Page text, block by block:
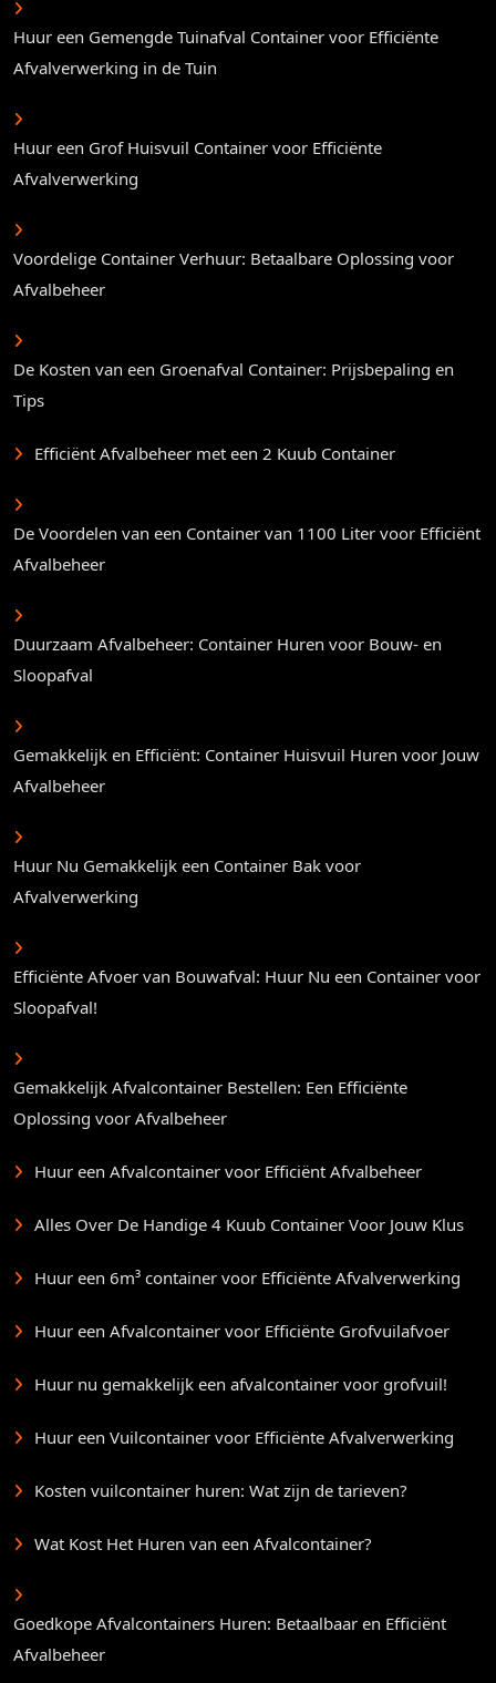
Huur een Gemengde Tuinafval Container voor Efficiënte
Afvalverwerking in de Tuin
Huur een Grof Huisvuil Container voor Efficiënte
Afvalverwerking
Voordelige Container Verhuur: Betaalbare Oplossing voor
Afvalbeheer
De Kosten van een Groenafval Container: Prijsbepaling en
Tips
Efficiënt Afvalbeheer met een 2 Kuub Container
De Voordelen van een Container van 1100 Liter voor Efficiënt
Afvalbeheer
Duurzaam Afvalbeheer: Container Huren voor Bouw- en
Sloopafval
Gemakkelijk en Efficiënt: Container Huisvuil Huren voor Jouw
Afvalbeheer
Huur Nu Gemakkelijk een Container Bak voor
Afvalverwerking
Efficiënte Afvoer van Bouwafval: Huur Nu een Container voor
Sloopafval!
Gemakkelijk Afvalcontainer Bestellen: Een Efficiënte
Oplossing voor Afvalbeheer
Huur een Afvalcontainer voor Efficiënt Afvalbeheer
Alles Over De Handige 4 Kuub Container Voor Jouw Klus
Huur een 6m³ container voor Efficiënte Afvalverwerking
Huur een Afvalcontainer voor Efficiënte Grofvuilafvoer
Huur nu gemakkelijk een afvalcontainer voor grofvuil!
Huur een Vuilcontainer voor Efficiënte Afvalverwerking
Kosten vuilcontainer huren: Wat zijn de tarieven?
Wat Kost Het Huren van een Afvalcontainer?
Goedkope Afvalcontainers Huren: Betaalbaar en Efficiënt
Afvalbeheer